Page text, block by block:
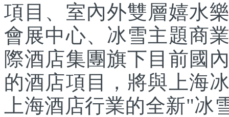
項目、室內外雙層嬉水
會展中心、冰雪主題商
際酒店集團旗下目前國
的酒店項目，將與上海
上海酒店行業的全新"冰